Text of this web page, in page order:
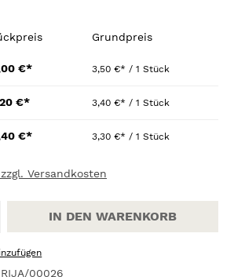
Grundpreis
€* 3,50 €* / 1 Stück
€* 3,40 €* / 1 Stück
€* 3,30 €* / 1 Stück
Versandkosten
Gib den
IN DEN WARENKORB
00026